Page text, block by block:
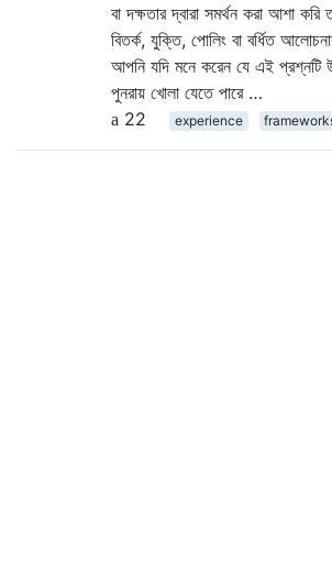
বা দক্ষতার দ্বারা সমর্থন করা আশা
বিতর্ক, যুক্তি, পোলিং বা বর্ধিত
আপনি যদি মনে করেন যে এই
পুনরায় খোলা যেতে পারে …
22
experience